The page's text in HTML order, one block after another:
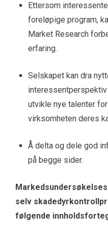
Ettersom
foreløpige program,
Market Research
erfaring.
Selskapet kan dra
utvikle nye talenter
virksomheten deres
Å delta og dele god
på begge sider.
selv
følgende